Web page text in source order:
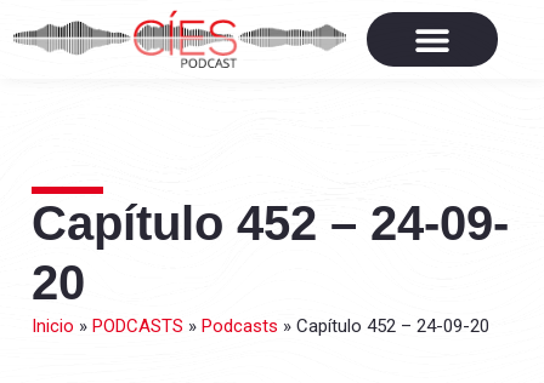
Capítulo 452 – 24-09-
20
Inicio » PODCASTS » Podcasts » Capítulo 452 – 24-09-20